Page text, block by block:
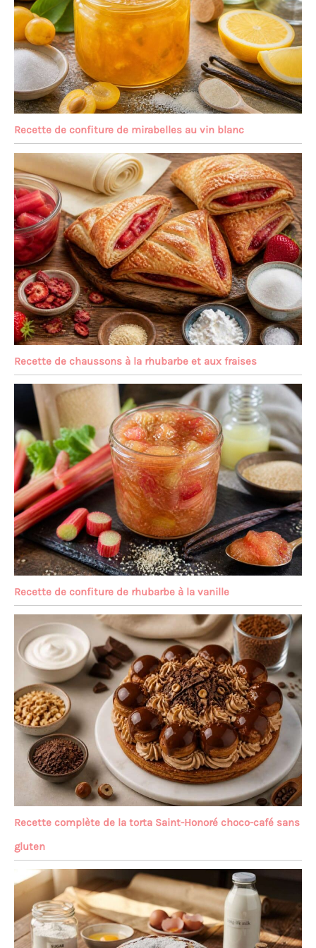
cadeau pour les amis et la
famille, parfaits pour les
cadeaux de pendaison de
crémaillère ou toute
occasion spéciale.
(Remarque : ne passe pas
au lave-vaisselle)
Recette de confiture de mirabelles au vin blanc
Recette de chaussons à la rhubarbe et aux fraises
Recette de confiture de rhubarbe à la vanille
Recette complète de la torta Saint-Honoré choco-café sans
gluten